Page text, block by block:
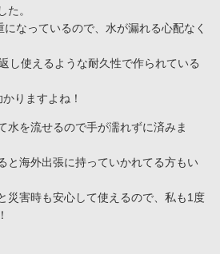
た。
なっているので、水が漏れる心配なく
し使えるような耐久性で作られている
りますよね！
水を流せるので手が濡れずに済みま
と海外出張に持っていかれてる方もい
災害時も安心して使えるので、私も1度